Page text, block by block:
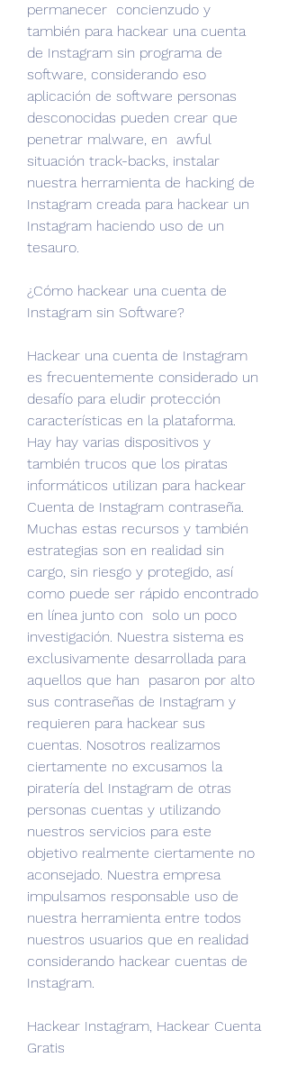
permanecer  concienzudo y
también para hackear una cuenta
de Instagram sin programa de
software, considerando eso
aplicación de software personas
desconocidas pueden crear que
penetrar malware, en  awful
situación track-backs, instalar
nuestra herramienta de hacking de
Instagram creada para hackear un
Instagram haciendo uso de un
tesauro.
¿Cómo hackear una cuenta de
Instagram sin Software?
Hackear una cuenta de Instagram
es frecuentemente considerado un
desafío para eludir protección
características en la plataforma.
Hay hay varias dispositivos y
también trucos que los piratas
informáticos utilizan para hackear
Cuenta de Instagram contraseña.
Muchas estas recursos y también
estrategias son en realidad sin
cargo, sin riesgo y protegido, así
como puede ser rápido encontrado
en línea junto con  solo un poco
investigación. Nuestra sistema es
exclusivamente desarrollada para
aquellos que han  pasaron por alto
sus contraseñas de Instagram y
requieren para hackear sus
cuentas. Nosotros realizamos
ciertamente no excusamos la
piratería del Instagram de otras
personas cuentas y utilizando
nuestros servicios para este
objetivo realmente ciertamente no
aconsejado. Nuestra empresa
impulsamos responsable uso de
nuestra herramienta entre todos
nuestros usuarios que en realidad
considerando hackear cuentas de
Instagram.
Hackear Instagram, Hackear Cuenta
Gratis